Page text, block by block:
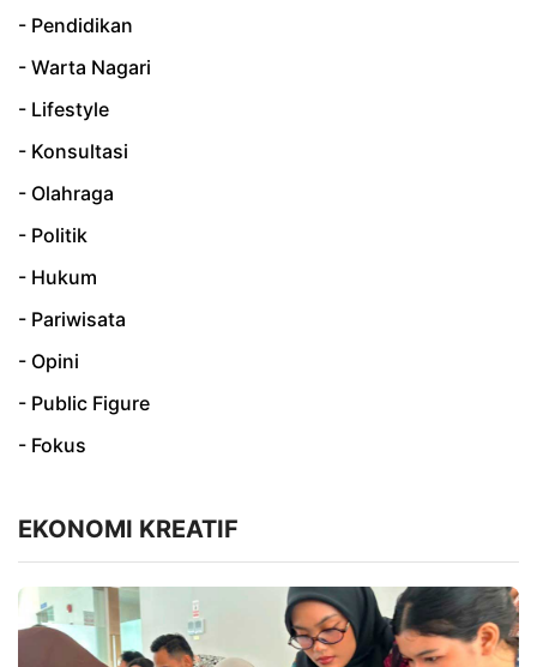
- Pendidikan
- Warta Nagari
- Lifestyle
- Konsultasi
- Olahraga
- Politik
- Hukum
- Pariwisata
- Opini
- Public Figure
- Fokus
EKONOMI KREATIF